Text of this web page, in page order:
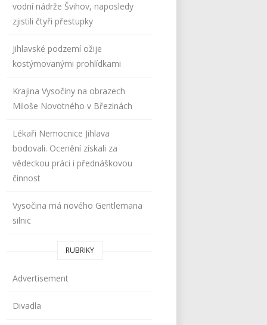
vodní nádrže Švihov, naposledy
zjistili čtyři přestupky
Jihlavské podzemí ožije
kostýmovanými prohlídkami
Krajina Vysočiny na obrazech
Miloše Novotného v Březinách
Lékaři Nemocnice Jihlava
bodovali. Ocenění získali za
vědeckou práci i přednáškovou
činnost
Vysočina má nového Gentlemana
silnic
RUBRIKY
Advertisement
Divadla